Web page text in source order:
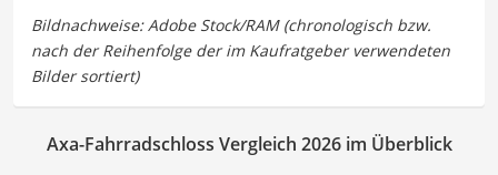
Axa-Fahrradschloss Vergleich 2026 im Überblick